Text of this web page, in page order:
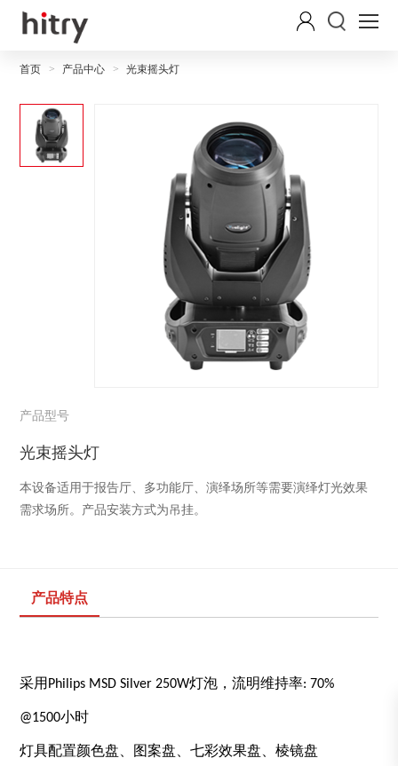
首页 > 产品中心 > 光束摇头灯
产品型号
光束摇头灯
本设备适用于报告厅、多功能厅、演绎场所等需要演绎灯光效果
需求场所。产品安装方式为吊挂。
产品特点
采用Philips MSD Silver 250W灯泡，流明维持率: 70%
@1500小时
灯具配置颜色盘 图案盘 、七彩效果盘 、棱镜盘